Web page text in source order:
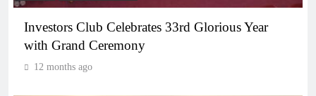
Investors Club Celebrates 33rd Glorious Year
with Grand Ceremony
12 months ago